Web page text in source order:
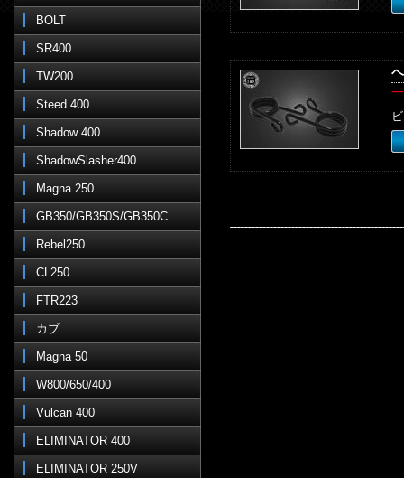
BOLT
SR400
TW200
Steed 400
Shadow 400
ShadowSlasher400
Magna 250
GB350/GB350S/GB350C
Rebel250
CL250
FTR223
カブ
Magna 50
W800/650/400
Vulcan 400
ELIMINATOR 400
ELIMINATOR 250V